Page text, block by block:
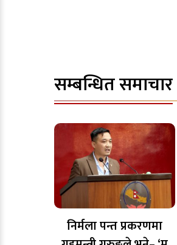
सम्बन्धित समाचार
निर्मला पन्त प्रकरणमा